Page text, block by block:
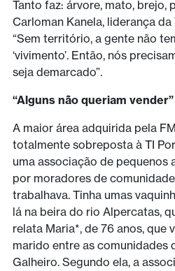
Tanto faz: árvore, mato, brejo,
Carloman Kanela, liderança
“Sem território, a gente não
‘vivimento’. Então, nós
seja demarcado”.
“Alguns não queriam vender”
A maior área adquirida pela
totalmente sobreposta à TI
uma associação de
por moradores de
trabalhava. Tinha umas
lá na beira do rio Alpercatas,
relata Maria*, de 76 anos, que
marido entre as comunidades
Galheiro. Segundo ela, a